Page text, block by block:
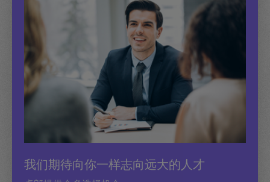
我们期待向你一样志向远大的人才